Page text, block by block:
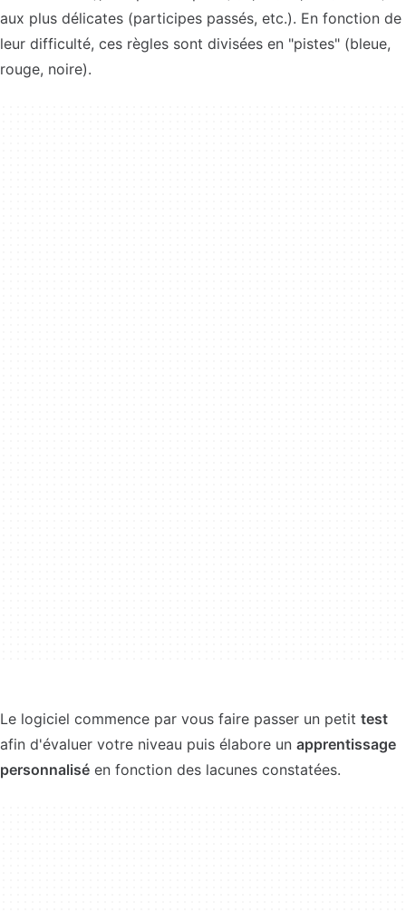
aux plus délicates (participes passés, etc.). En fonction de
leur difficulté, ces règles sont divisées en "pistes" (bleue,
rouge, noire).
Le logiciel commence par vous faire passer un petit test
afin d'évaluer votre niveau puis élabore un apprentissage
personnalisé en fonction des lacunes constatées.